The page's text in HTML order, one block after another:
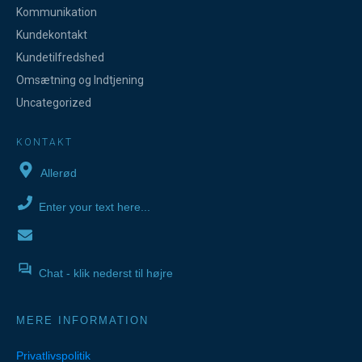
Kommunikation
Kundekontakt
Kundetilfredshed
Omsætning og Indtjening
Uncategorized
KONTAKT
Allerød
Enter your text here...
Chat - klik nederst til højre
MERE INFORMATION
Privatlivspolitik